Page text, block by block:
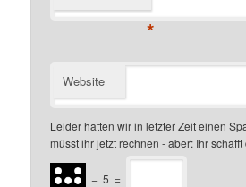
*
Website
Leider hatten wir in letzter Zeit einen
müsst ihr jetzt rechnen - aber: Ihr schafft
− 5 =